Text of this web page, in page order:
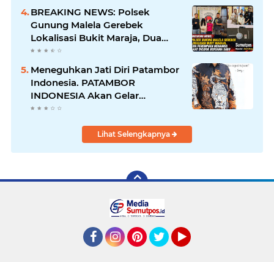
BREAKING NEWS: Polsek
Gunung Malela Gerebek
Lokalisasi Bukit Maraja, Dua
Perempuan Menangis Saat
Diciduk Bersama Sabu
Meneguhkan Jati Diri Patambor
Indonesia. PATAMBOR
INDONESIA Akan Gelar
RAKERNAS II Di Jakarta.
Lihat Selengkapnya